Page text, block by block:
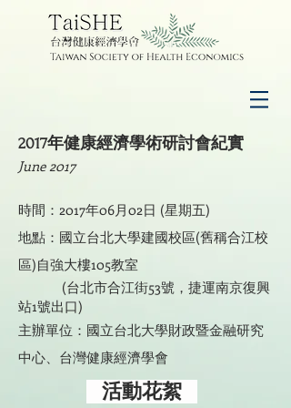
2017年健康經濟學術研討會紀實
June 2017
時間：2017年06月02日 (星期五)
地點： 國立台北大學建國校區(舊稱合江校
區)自強大樓105教室
(台北市合江街53號，捷運南京復興
站1號出口)
主辦單位：國立台北大學財政暨金融研究
中心、台灣健康經濟學會
活動花絮